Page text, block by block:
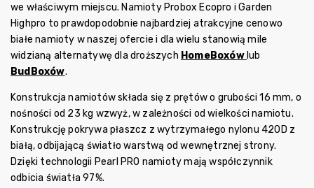
we właściwym miejscu. Namioty Probox Ecopro i Garden
Highpro to prawdopodobnie najbardziej atrakcyjne cenowo
białe namioty w naszej ofercie i dla wielu stanowią mile
widzianą alternatywę dla droższych HomeBoxów lub
BudBoxów.
Konstrukcja namiotów składa się z prętów o grubości 16 mm, o
nośności od 23 kg wzwyż, w zależności od wielkości namiotu.
Konstrukcję pokrywa płaszcz z wytrzymałego nylonu 420D z
białą, odbijającą światło warstwą od wewnętrznej strony.
Dzięki technologii Pearl PRO namioty mają współczynnik
odbicia światła 97%.